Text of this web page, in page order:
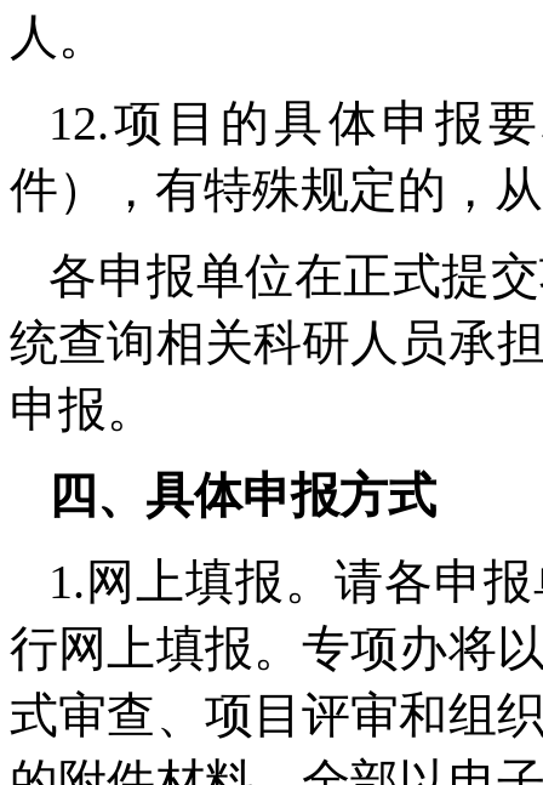
人。
12.项目的具体申报
件），有特殊规定的，
各申报单位在正式提
统查询相关科研人员承
申报。
四、具体申报方式
1.网上填报。请各申
行网上填报。专项办将
式审查、项目评审和组